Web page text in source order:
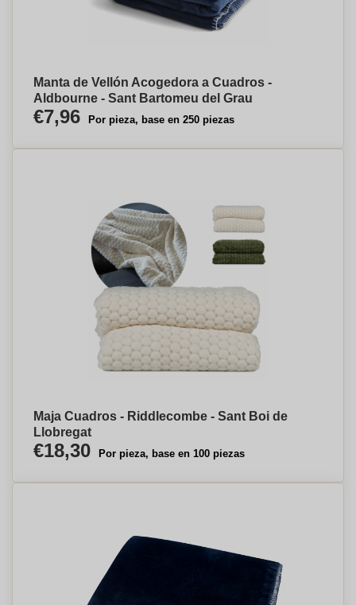
Manta de Vellón Acogedora a Cuadros -
Aldbourne - Sant Bartomeu del Grau
€7,96 Por pieza, base en 250 piezas
Maja Cuadros - Riddlecombe - Sant Boi de
Llobregat
€18,30 Por pieza, base en 100 piezas